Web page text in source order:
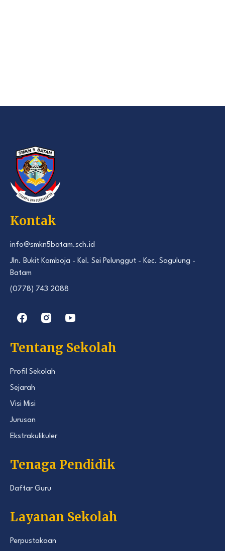
Kontak
info@smkn5batam.sch.id
Jln. Bukit Kamboja - Kel. Sei Pelunggut - Kec. Sagulung -
Batam
(0778) 743 2088
Tentang Sekolah
Profil Sekolah
Sejarah
Visi Misi
Jurusan
Ekstrakulikuler
Tenaga Pendidik
Daftar Guru
Layanan Sekolah
Perpustakaan